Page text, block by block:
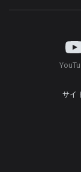
サイ